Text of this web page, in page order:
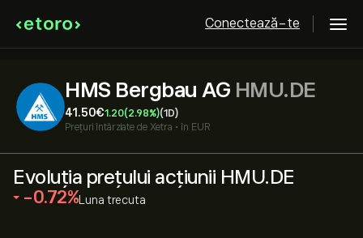
Conectează-te
HMS Bergbau AG HMU.DE
41.50‎€‎1.20(2.98%)(1D)
Prețuri întârziate de Xetra • în EUR
Evoluția prețului acțiunii HMU.DE
‎-0.72‎ Luna trecuta